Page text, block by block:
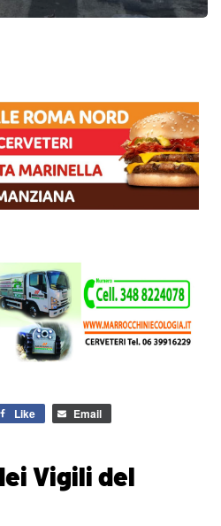
Like Email
Vigili del